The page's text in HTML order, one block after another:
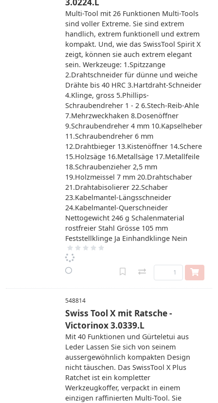
Multi-Tool mit 26 Funktionen Multi-Tools
sind voller Extreme. Sie sind extrem
handlich, extrem funktionell und extrem
kompakt. Und, wie das SwissTool Spirit X
zeigt, können sie auch extrem elegant
sein. Werkzeuge: 1.Spitzzange
2.Drahtschneider für dünne und weiche
Drähte bis 40 HRC 3.Hartdraht-Schneider
4.Klinge, gross 5.Phillips-
Schraubendreher 1 - 2 6.Stech-Reib-Ahle
7.Mehrzweckhaken 8.Dosenöffner
9.Schraubendreher 4 mm 10.Kapselheber
11.Schraubendreher 6 mm
12.Drahtbieger 13.Kistenöffner 14.Schere
15.Holzsäge 16.Metallsäge 17.Metallfeile
18.Schraubenzieher 2,5 mm
19.Holzmeissel 7 mm 20.Drahtschaber
21.Drahtabisolierer 22.Schaber
23.Kabelmantel-Längsschneider
24.Kabelmantel-Querschneider
Nettogewicht 246 g Schalenmaterial
rostfreier Stahl Grösse 105 mm
Feststellklinge Ja Einhandklinge Nein
548814
Swiss Tool X mit Ratsche -
Victorinox 3.0339.L
Mit 40 Funktionen und Gürteletui aus
Leder Lassen Sie sich von seinem
aussergewöhnlich kompakten Design
nicht täuschen. Das SwissTool X Plus
Ratchet ist ein kompletter
Werkzeugkoffer, verpackt in einem
einzigen raffinierten Multi-Tool. Sie